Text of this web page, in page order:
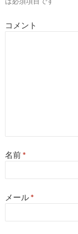
ン
コメント
名前*
メール*